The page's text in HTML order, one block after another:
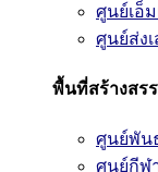
ศูนย์เอ็
ศูนย์ส่ง
พื้นที่สร้างสร
ศูนย์พัน
ศูนย์กีฬ